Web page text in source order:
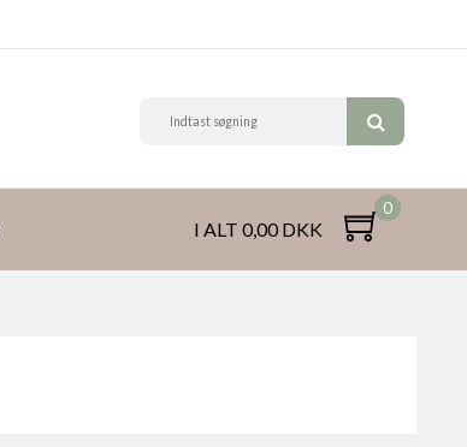
I ALT 0,00 DKK
0